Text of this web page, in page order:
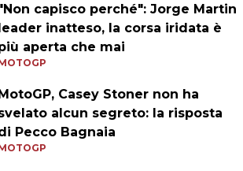
capisco perché": Jorge Martin
inatteso, la corsa iridata è
aperta che mai
Casey Stoner non ha
alcun segreto: la risposta
Pecco Bagnaia